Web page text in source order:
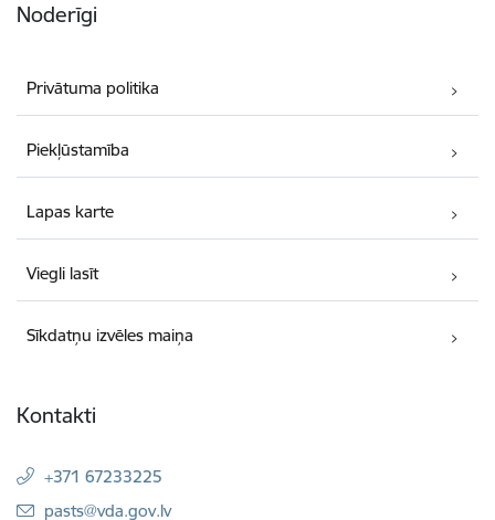
Noderīgi
Privātuma politika
Piekļūstamība
Lapas karte
Viegli lasīt
Sīkdatņu izvēles maiņa
Kontakti
+371 67233225
E-pasts:
pasts@vda.gov.lv